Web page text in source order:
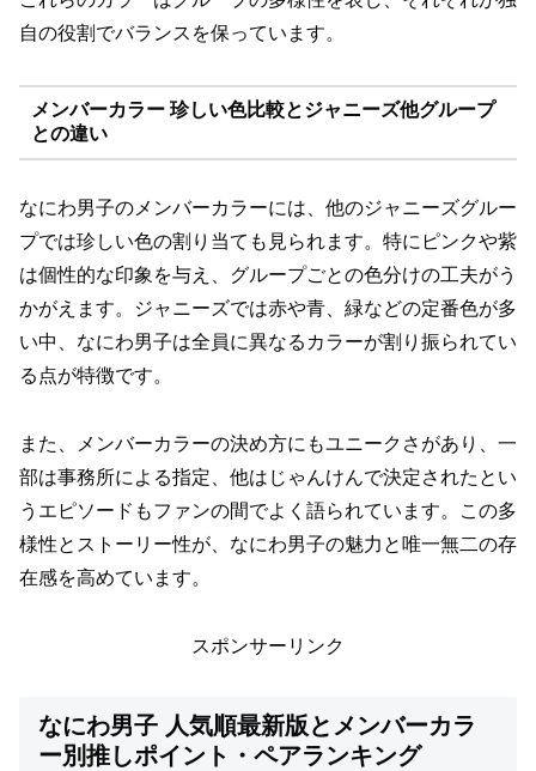
自の役割でバランスを保っています。
メンバーカラー 珍しい色比較とジャニーズ他グループ
との違い
なにわ男子のメンバーカラーには、他のジャニーズグルー
プでは珍しい色の割り当ても見られます。特にピンクや紫
は個性的な印象を与え、グループごとの色分けの工夫がう
かがえます。ジャニーズでは赤や青、緑などの定番色が多
い中、なにわ男子は全員に異なるカラーが割り振られてい
る点が特徴です。
また、メンバーカラーの決め方にもユニークさがあり、一
部は事務所による指定、他はじゃんけんで決定されたとい
うエピソードもファンの間でよく語られています。この多
様性とストーリー性が、なにわ男子の魅力と唯一無二の存
在感を高めています。
スポンサーリンク
なにわ男子 人気順最新版とメンバーカラ
ー別推しポイント・ペアランキング